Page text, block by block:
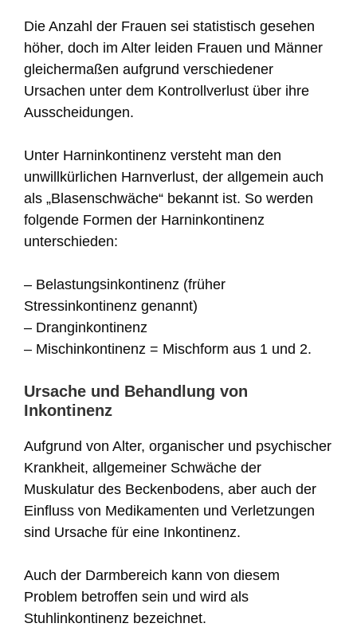
Die Anzahl der Frauen sei statistisch gesehen
höher, doch im Alter leiden Frauen und Männer
gleichermaßen aufgrund verschiedener
Ursachen unter dem Kontrollverlust über ihre
Ausscheidungen.
Unter Harninkontinenz versteht man den
unwillkürlichen Harnverlust, der allgemein auch
als „Blasenschwäche“ bekannt ist. So werden
folgende Formen der Harninkontinenz
unterschieden:
– Belastungsinkontinenz (früher
Stressinkontinenz genannt)
– Dranginkontinenz
– Mischinkontinenz = Mischform aus 1 und 2.
Ursache und Behandlung von
Inkontinenz
Aufgrund von Alter, organischer und psychischer
Krankheit, allgemeiner Schwäche der
Muskulatur des Beckenbodens, aber auch der
Einfluss von Medikamenten und Verletzungen
sind Ursache für eine Inkontinenz.
Auch der Darmbereich kann von diesem
Problem betroffen sein und wird als
Stuhlinkontinenz bezeichnet.